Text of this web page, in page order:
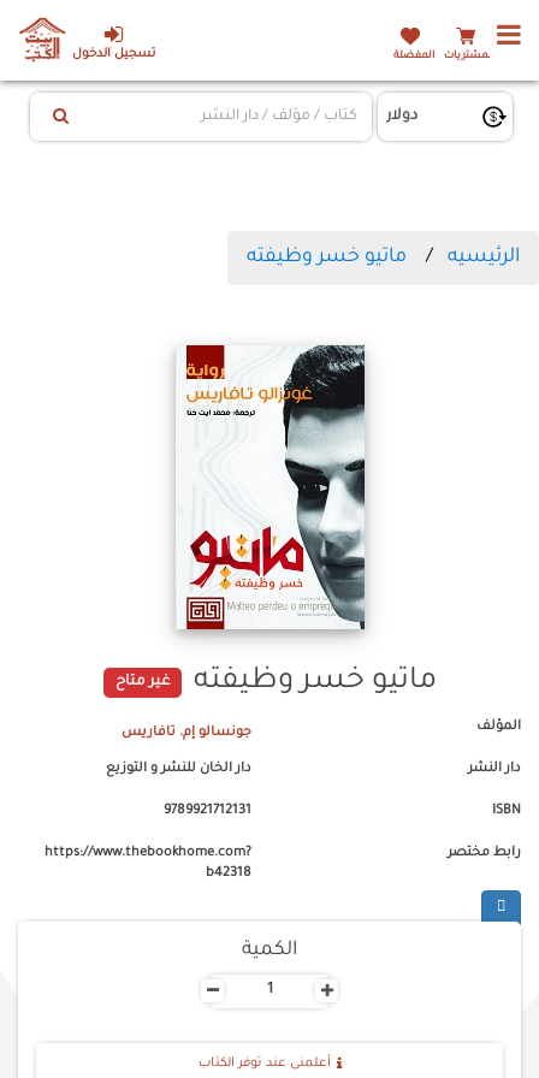
تسجيل الدخول المشتريات المفضلة
الرئيسيه ماتيو خسر وظيفته
ماتيو خسر وظيفته غير متاح
المؤلف جونسالو إم. تافاريس
دار النشر دار الخان للنشر و التوزيع
ISBN
9789921712131
رابط مختصر
https://www.thebookhome.com?
b42318
الكمية
- +
أعلمنى عند توفر الكتاب